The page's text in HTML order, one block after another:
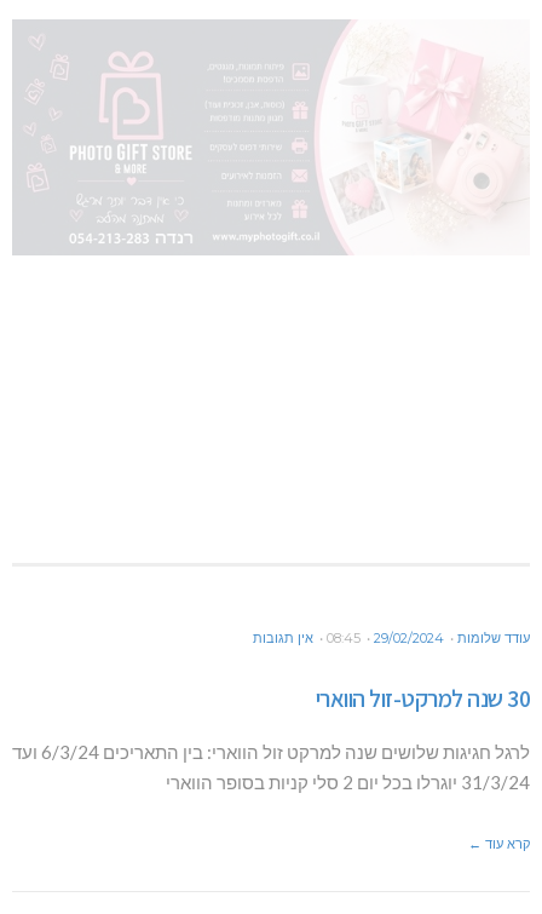
עודד שלומות 29/02/2024
08:45 אין תגובות
30 שנה למרקט-זול הווארי
לרגל חגיגות שלושים שנה למרקט זול הווארי: בין התאריכים 6/3/24 ועד
31/3/24 יוגרלו בכל יום 2 סלי קניות בסופר הווארי
קרא עוד ←